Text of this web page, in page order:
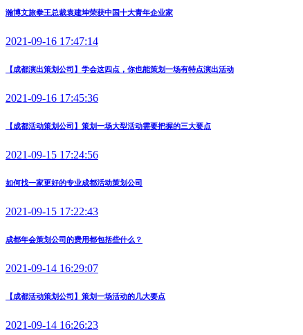
瀚博文旅拳王总裁袁建坤荣获中国十大青年企业家
2021-09-16 17:47:14
【成都演出策划公司】学会这四点，你也能策划一场有特点演出活动
2021-09-16 17:45:36
【成都活动策划公司】策划一场大型活动需要把握的三大要点
2021-09-15 17:24:56
如何找一家更好的专业成都活动策划公司
2021-09-15 17:22:43
成都年会策划公司的费用都包括些什么？
2021-09-14 16:29:07
【成都活动策划公司】策划一场活动的几大要点
2021-09-14 16:26:23